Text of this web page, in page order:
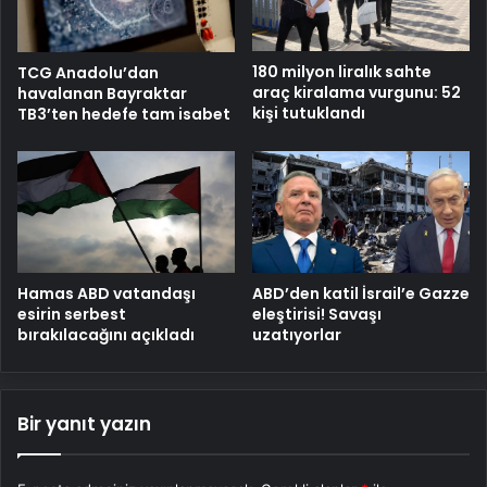
TCG Anadolu’dan
havalanan Bayraktar
TB3’ten hedefe tam isabet
180 milyon liralık sahte
araç kiralama vurgunu: 52
kişi tutuklandı
Hamas ABD vatandaşı
esirin serbest
bırakılacağını açıkladı
ABD’den katil İsrail’e Gazze
eleştirisi! Savaşı
uzatıyorlar
Bir yanıt yazın